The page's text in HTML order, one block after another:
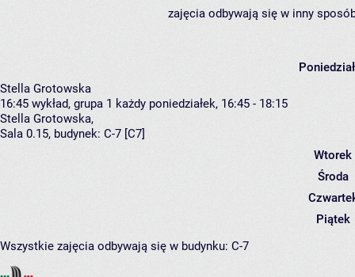
zajęcia odbywają się w inny
Stella Grotowska
16:45 wykład, grupa 1 każdy poniedziałek, 16:45 - 18:15
Stella Grotowska,
Sala 0.15, budynek: C-7 [C7]
Wtorek
Środa
Piątek
Wszystkie zajęcia odbywają się w budynku: C-7